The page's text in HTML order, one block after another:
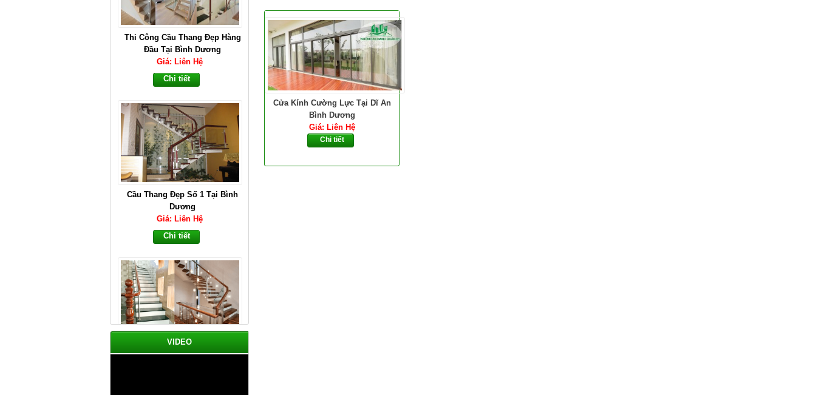
Cửa Kính Cường Lực Tại Dĩ An
Bình Dương
Giá: Liên Hệ
Chi tiết
Cầu Thang Đẹp Số 1 Tại Bình
Dương
Giá: Liên Hệ
Chi tiết
Cầu Thang Đẹp Nhất Tại Bình
Dương
Giá: Liên Hệ
Chi tiết
VIDEO